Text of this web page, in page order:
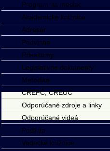
Program na mesiac
Akademické knižnice
Adresár
Podujatia
Prieskumy
Legislativne dokumenty
Metodika
CREPČ, CREUČ
Odporúčané zdroje a linky
Odporúčané videá
Pošli tip
Vedecké knižnice